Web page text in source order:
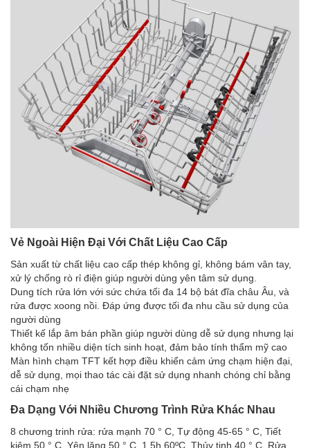
Vẻ Ngoài Hiện Đại Với Chất Liệu Cao Cấp
Sản xuất từ chất liệu cao cấp thép không gỉ, không bám vân tay,
xử lý chống rò rỉ điện giúp người dùng yên tâm sử dụng.
Dung tích rửa lớn với sức chứa tối đa 14 bộ bát đĩa châu Âu, và
rửa được xoong nồi. Đáp ứng được tối đa nhu cầu sử dụng của
người dùng
Thiết kế lắp âm bán phần giúp người dùng dễ sử dụng nhưng lại
không tốn nhiều diện tích sinh hoạt, đảm bảo tính thẩm mỹ cao
Màn hình chạm TFT kết hợp điều khiển cảm ứng chạm hiện đại,
dễ sử dụng, mọi thao tác cài đặt sử dụng nhanh chóng chỉ bằng
cái chạm nhẹ
Đa Dạng Với Nhiều Chương Trình Rửa Khác Nhau
8 chương trinh rửa: rửa mạnh 70 ° C, Tự động 45-65 ° C, Tiết
kiệm 50 ° C, Yên lặng 50 ° C, 1.5h 60ºC, Thủy tinh 40 ° C, Rửa